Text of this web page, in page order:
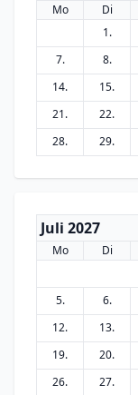
Mo Di
1.
7.
8.
14.
15.
21.
22.
28.
29.
Juli 2027
Mo Di
5.
6.
12.
13.
19.
20.
26.
27.